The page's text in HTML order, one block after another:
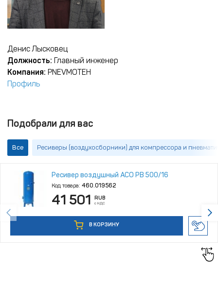
Денис Лысковец
Должность: Главный инженер
Компания: PNEVMOTEH
Профиль
Подобрали для вас
Все Ресиверы (воздухосборники) для компрессора и
Ресивер воздушный АСО РВ 500/16
Код товара: 460.019562
41 501 RUB
с НДС
В КОРЗИНУ